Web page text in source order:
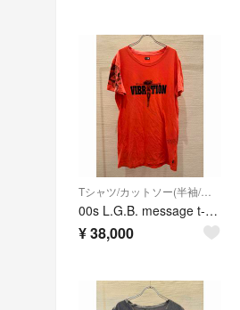
Tシャツ/カットソー(半袖/袖なし)
00s L.G.B. message t-shirt tシャツ archive
¥38,000